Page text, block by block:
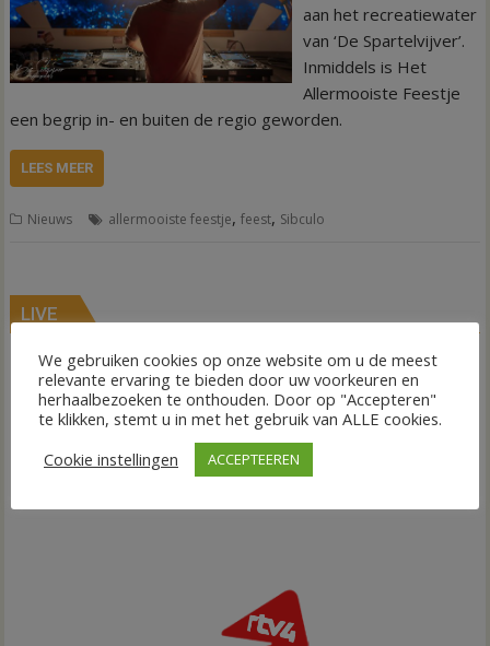
aan het recreatiewater
van ‘De Spartelvijver’.
Inmiddels is Het
Allermooiste Feestje
een begrip in- en buiten de regio geworden.
LEES MEER
Nieuws allermooiste feestje,feest, Sibculo
LIVE
We gebruiken cookies op onze website om u de meest
relevante ervaring te bieden door uw voorkeuren en
herhaalbezoeken te onthouden. Door op "Accepteren"
te klikken, stemt u in met het gebruik van ALLE cookies.
Cookie instellingen
ACCEPTEEREN